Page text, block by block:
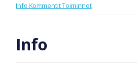
Info KommentitToiminnot
Info